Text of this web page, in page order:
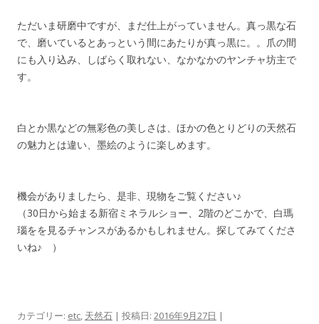
ただいま研磨中ですが、まだ仕上がっていません。真っ黒な石
で、磨いているとあっという間にあたりが真っ黒に。。爪の間
にも入り込み、しばらく取れない、なかなかのヤンチャ坊主で
す。
白とか黒などの無彩色の美しさは、ほかの色とりどりの天然石
の魅力とは違い、墨絵のように楽しめます。
機会がありましたら、是非、現物をご覧ください♪
（30日から始まる新宿ミネラルショー、2階のどこかで、白瑪
瑙をを見るチャンスがあるかもしれません。探してみてくださ
いね♪ ）
カテゴリー: etc, 天然石 | 投稿日: 2016年9月27日 |